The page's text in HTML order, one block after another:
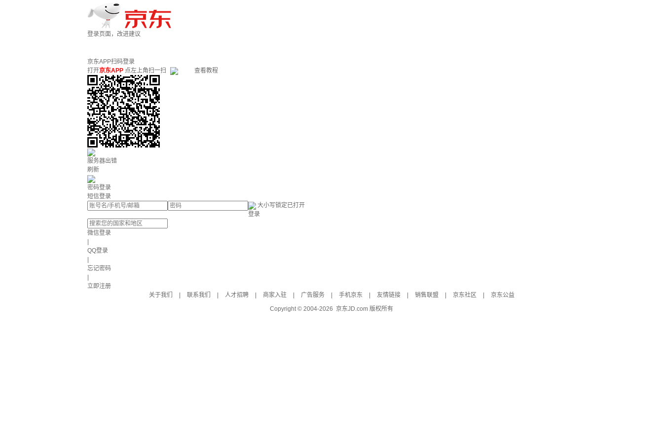
登录页面，改进建议
京东APP扫码登录
打开京东APP 点左上角扫一扫 查看教程
服务器出错
刷新
密码登录
短信登录
大小写锁定已打开
登录
微信登录
QQ登录
忘记密码
立即注册
关于我们
联系我们 人才招聘 商家入驻 广告服务 手机京东 友情链接 销售联盟 京东社区
京东公益
Copyright © 2004-2026 京东JD.com 版权所有